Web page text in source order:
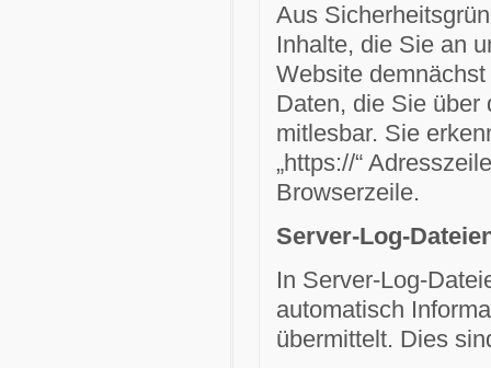
Aus
Inhalte, die Sie an
Website
Daten, die Sie über
mitlesbar. Sie
„https://“
Browserzeile.
Server-Log-
In Server-Log-
automatisch
übermittelt. Dies